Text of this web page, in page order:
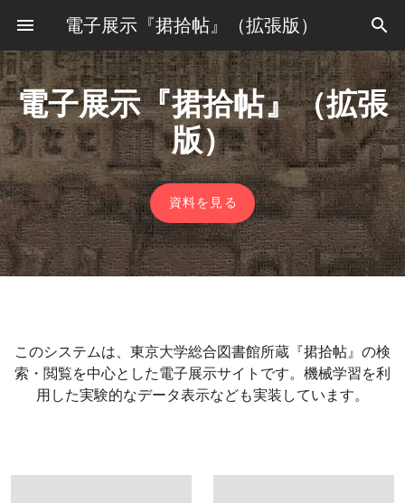
電子展示『捃拾帖』（拡張版）
電子展示『捃拾帖』（拡張
版）
資料を見る
このシステムは、東京大学総合図書館所蔵『捃拾帖』の検
索・閲覧を中心とした電子展示サイトです。機械学習を利
用した実験的なデータ表示なども実装しています。